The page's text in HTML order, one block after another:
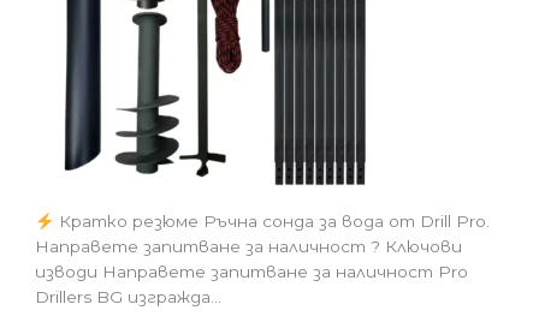
Кратко резюме Ръчна сонда за вода от Drill Pro.
Направете запитване за наличност ? Ключови
изводи Направете запитване за наличност Pro
Drillers BG изгражда…